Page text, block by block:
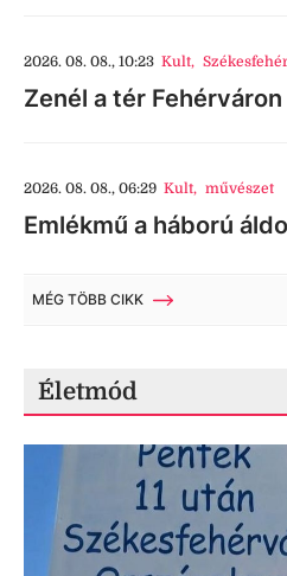
2026. 08. 08., 10:23 Kult,
Zenél a tér Fehérváron
2026. 08. 08., 06:29 Kult, művészet
Emlékmű a háború
MÉG TÖBB CIKK
Életmód